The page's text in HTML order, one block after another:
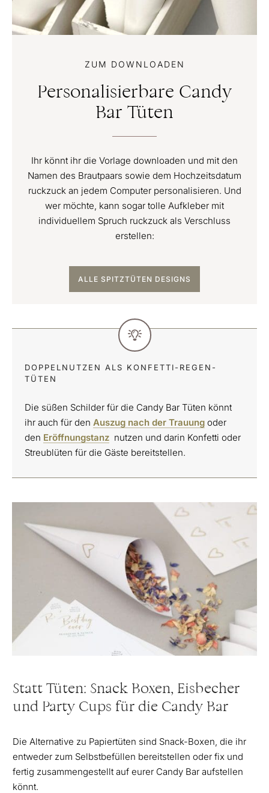
ZUM DOWNLOADEN
Personalisierbare Candy
Bar Tüten
Ihr könnt ihr die Vorlage downloaden und mit den
Namen des Brautpaars sowie dem Hochzeitsdatum
ruckzuck an jedem Computer personalisieren. Und
wer möchte, kann sogar tolle Aufkleber mit
individuellem Spruch ruckzuck als Verschluss
erstellen:
ALLE SPITZTÜTEN DESIGNS
DOPPELNUTZEN ALS KONFETTI-REGEN-
TÜTEN
Die süßen Schilder für die Candy Bar Tüten könnt
ihr auch für den Auszug nach der Trauung oder
den Eröffnungstanz nutzen und darin Konfetti oder
Streublüten für die Gäste bereitstellen.
Statt Tüten: Snack Boxen, Eisbecher
und Party Cups für die Candy Bar
Die Alternative zu Papiertüten sind Snack-Boxen, die ihr
entweder zum Selbstbefüllen bereitstellen oder fix und
fertig zusammengestellt auf eurer Candy Bar aufstellen
könnt.